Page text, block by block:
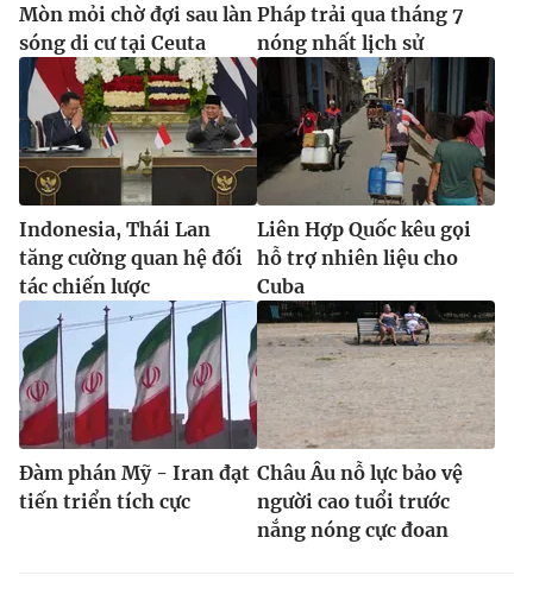
Mòn mỏi chờ đợi sau làn
sóng di cư tại Ceuta
Pháp trải qua tháng 7
nóng nhất lịch sử
Indonesia, Thái Lan
tăng cường quan hệ đối
tác chiến lược
Liên Hợp Quốc kêu gọi
hỗ trợ nhiên liệu cho
Cuba
Đàm phán Mỹ - Iran đạt
tiến triển tích cực
Châu Âu nỗ lực bảo vệ
người cao tuổi trước
nắng nóng cực đoan